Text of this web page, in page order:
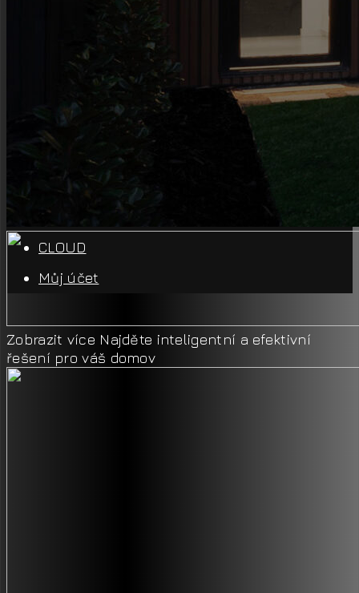
Mobilní aplikace
Ovládání vašeho domu
Navrhnite si
Návrhář panelů
Produkty
Návrhář panelů
Kontakt
CLOUD
Můj účet
Zobrazit více Najděte inteligentní a efektivní
řešení pro váš domov